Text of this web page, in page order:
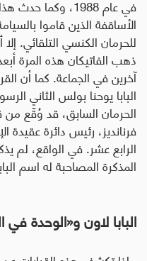
في عام 1988،
الأساقفة الذين قاموا
للحرمان الكنسي التلقائي.
ذهب الفاتيكان هذه المرة
آخرين في الجماعة. كما أن
البابا يوحنا بولس الثاني
الحرمان السابق، قد وُقّع من
فرنانديز، رئيس دائرة عقيدة
الرابع عشر. في الواقع، لم
المذكرة المصاحبة له اسم
البابا لاون و«الوحدة في